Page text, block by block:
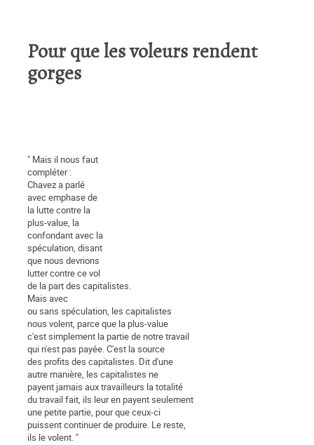
Pour que les voleurs rendent
gorges
" Mais il nous faut
compléter :
Chavez a parlé
avec emphase de
la lutte contre la
plus-value, la
confondant avec la
spéculation, disant
que nous devrions
lutter contre ce vol
de la part des capitalistes.
Mais avec
ou sans spéculation, les capitalistes
nous volent, parce que la plus-value
c'est simplement la partie de notre travail
qui n'est pas payée. C'est la source
des profits des capitalistes. Dit d'une
autre manière, les capitalistes ne
payent jamais aux travailleurs la totalité
du travail fait, ils leur en payent seulement
une petite partie, pour que ceux-ci
puissent continuer de produire. Le reste,
ils le volent. "